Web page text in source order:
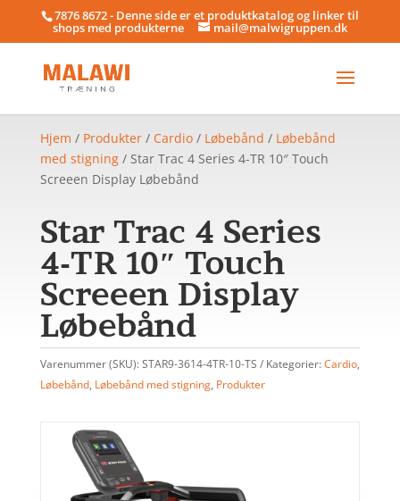
7876 8672 - Denne side er et produktkatalog og linker til
shops med produkterne mail@malwigruppen.dk
Hjem / Produkter/ Cardio/ Løbebånd / Løbebånd
med stigning/ Star Trac 4 Series 4-TR 10″ Touch
Screeen Display Løbebånd
Star Trac 4 Series
4-TR 10″ Touch
Screeen Display
Løbebånd
Varenummer (SKU):STAR9-3614-4TR-10-TS Kategorier:Cardio,
Løbebånd, Løbebånd med stigning, Produkter